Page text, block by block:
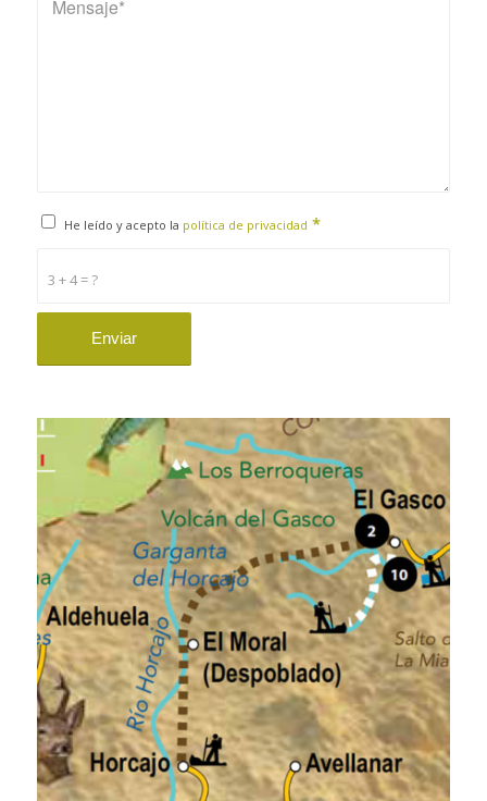
He leído y acepto la política de privacidad *
3 + 4 = ?